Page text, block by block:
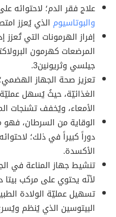
علاج فقر الدم؛ لاحتوائه
والبوتاسيوم الذي يُعزز
إفراز الهرمونات التي تُعزز
المرضعات كهرمون
جيلسي وثريونين3.
تعزيز صحة الجهاز
الغذائيّة، حيثُ يُسهل
الأمعاء، ويُخفف تشنجات
الوقاية من السرطان،
دوراً كبيراً في ذلك؛
الأكسدة.
تنشيط جهاز المناعة في
لأنّه يحتوي على مركب
تسهيل عمليّة الولادة
البيتوسين الذي يُنظم